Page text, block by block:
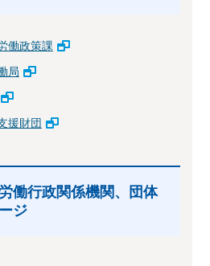
働政策課
局
援財団
働行政関係機関、団体
ジ